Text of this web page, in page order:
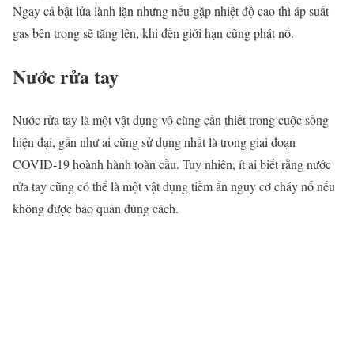
Ngay cả bật lửa lành lặn nhưng nếu gặp nhiệt độ cao thì áp suất
gas bên trong sẽ tăng lên, khi đến giới hạn cũng phát nổ.
Nước rửa tay
Nước rửa tay là một vật dụng vô cùng cần thiết trong cuộc sống
hiện đại, gần như ai cũng sử dụng nhất là trong giai đoạn
COVID-19 hoành hành toàn cầu. Tuy nhiên, ít ai biết rằng nước
rửa tay cũng có thể là một vật dụng tiềm ẩn nguy cơ cháy nổ nếu
không được bảo quản đúng cách.